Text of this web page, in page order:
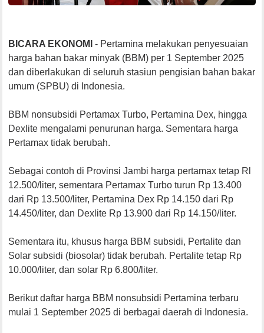
BICARA EKONOMI - Pertamina melakukan penyesuaian
harga bahan bakar minyak (BBM) per 1 September 2025
dan diberlakukan di seluruh stasiun pengisian bahan bakar
umum (SPBU) di Indonesia.
BBM nonsubsidi Pertamax Turbo, Pertamina Dex, hingga
Dexlite mengalami penurunan harga. Sementara harga
Pertamax tidak berubah.
Sebagai contoh di Provinsi Jambi harga pertamax tetap Rl
12.500/liter, sementara Pertamax Turbo turun Rp 13.400
dari Rp 13.500/liter, Pertamina Dex Rp 14.150 dari Rp
14.450/liter, dan Dexlite Rp 13.900 dari Rp 14.150/liter.
Sementara itu, khusus harga BBM subsidi, Pertalite dan
Solar subsidi (biosolar) tidak berubah. Pertalite tetap Rp
10.000/liter, dan solar Rp 6.800/liter.
Berikut daftar harga BBM nonsubsidi Pertamina terbaru
mulai 1 September 2025 di berbagai daerah di Indonesia.